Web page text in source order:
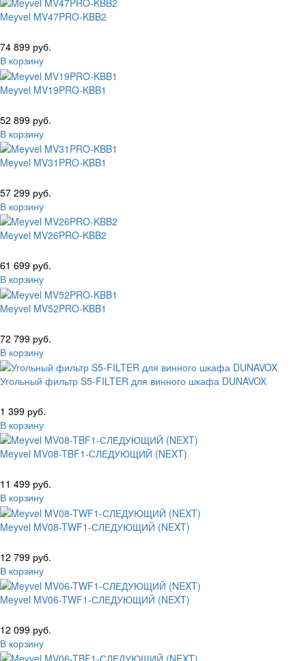
Meyvel MV47PRO-KBB2
74 899 руб.
В корзину
Meyvel MV19PRO-KBB1
52 899 руб.
В корзину
Meyvel MV31PRO-KBB1
57 299 руб.
В корзину
Meyvel MV26PRO-KBB2
61 699 руб.
В корзину
Meyvel MV52PRO-KBB1
72 799 руб.
В корзину
Угольный фильтр S5-FILTER для винного шкафа DUNAVOX
1 399 руб.
В корзину
Meyvel MV08-TBF1-СЛЕДУЮЩИЙ (NEXT)
11 499 руб.
В корзину
Meyvel MV08-TWF1-СЛЕДУЮЩИЙ (NEXT)
12 799 руб.
В корзину
Meyvel MV06-TWF1-СЛЕДУЮЩИЙ (NEXT)
12 099 руб.
В корзину